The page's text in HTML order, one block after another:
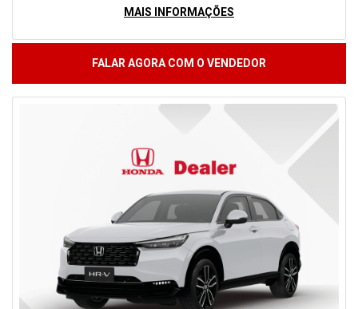
MAIS INFORMAÇÕES
FALAR AGORA COM O VENDEDOR